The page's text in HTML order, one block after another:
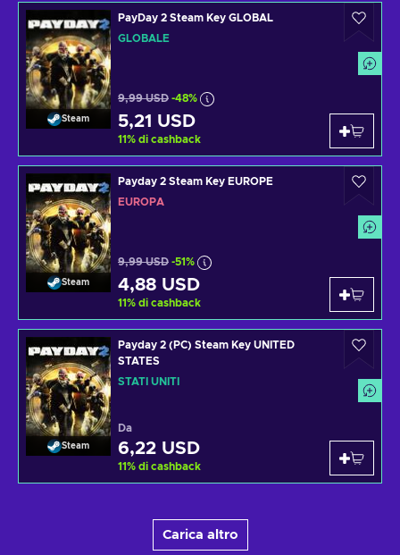
Steam
PayDay 2 Steam Key GLOBAL
GLOBALE
9,99 USD -48%
5,21 USD
11% di cashback
Steam
Payday 2 Steam Key EUROPE
EUROPA
9,99 USD -51%
4,88 USD
11% di cashback
Steam
Payday 2 (PC) Steam Key UNITED
STATES
STATI UNITI
Da
6,22 USD
11% di cashback
Carica altro